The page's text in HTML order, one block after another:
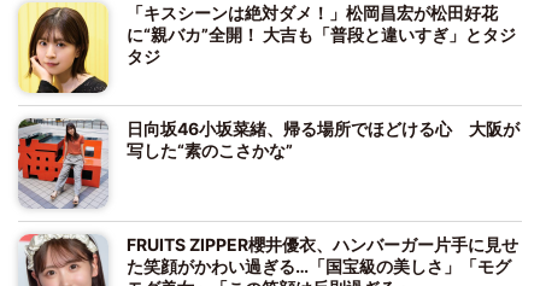
「キスシーンは絶対ダメ！」松岡昌宏が松田好花
に“親バカ”全開！ 大吉も「普段と違いすぎ」とタジ
タジ
日向坂46小坂菜緒、帰る場所でほどける心 大阪が
写した“素のこさかな”
FRUITS ZIPPER櫻井優衣、ハンバーガー片手に見せ
た笑顔がかわい過ぎる…「国宝級の美しさ」「モグ